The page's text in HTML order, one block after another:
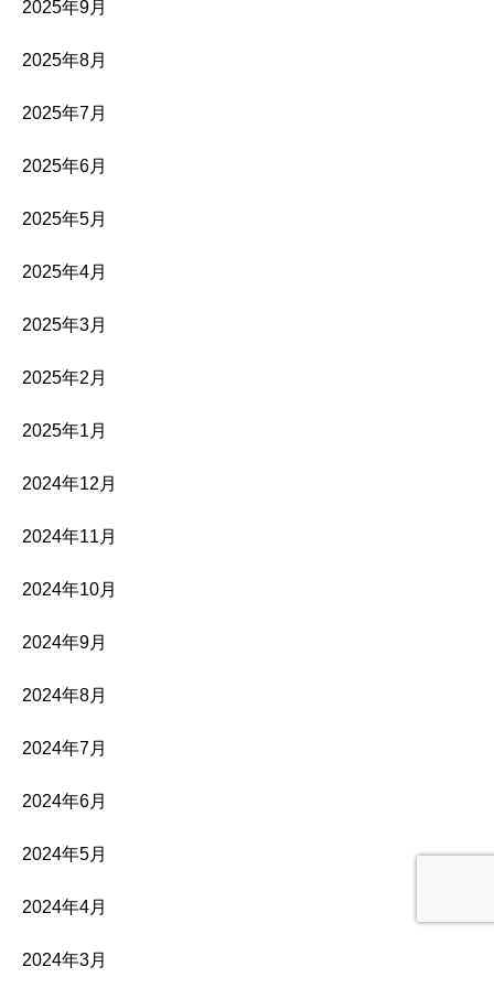
2025年9月
2025年8月
2025年7月
2025年6月
2025年5月
2025年4月
2025年3月
2025年2月
2025年1月
2024年12月
2024年11月
2024年10月
2024年9月
2024年8月
2024年7月
2024年6月
2024年5月
2024年4月
2024年3月